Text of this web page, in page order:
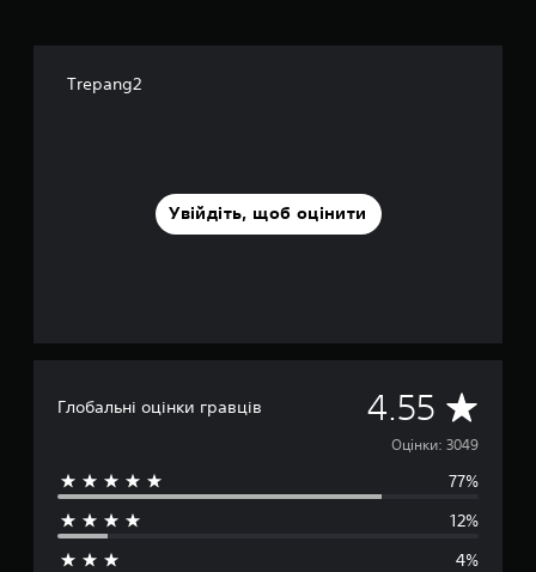
Trepang2
Увійдіть, щоб оцінити
Глобальні оцінки гравців 4.55 С
е
р
е
Оцінки: 3049
77%
12%
4%